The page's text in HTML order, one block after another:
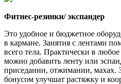
Фитнес-резинки/ экспандер
Это удобное и бюджетное
в кармане. Занятия с лентами
всего тела. Практически в
можно добавить ленту или
приседании, отжимании, махах.
бонусом улучшат растяжку и